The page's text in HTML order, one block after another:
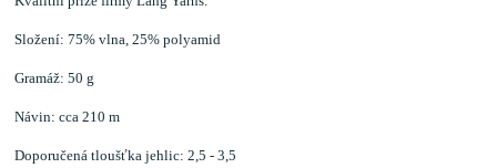
Složení: 75% vlna, 25% polyamid
Gramáž: 50 g
Návin: cca 210 m
Doporučená tloušťka jehlic: 2,5 - 3,5